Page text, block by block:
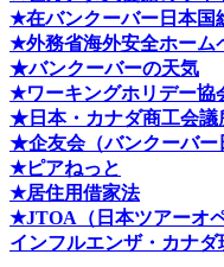
★在バンクーバー日本国
★外務省海外安全ホーム
★バンクーバーの天気
★ワーキングホリデー協
★日本・カナダ商工会議
★企友会（バンクーバー
★ピアねっと
★居住用借家法
★JTOA（日本ツアーオ
インフルエンザ・カナダ